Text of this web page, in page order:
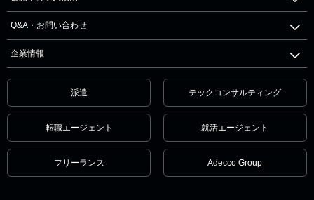
Q&A・お問い合わせ
企業情報
派遣 テックコンサルティング
転職エージェント 就活エージェント
フリーランス Adecco Group